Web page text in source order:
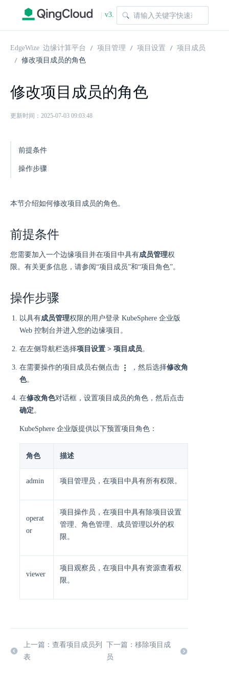
| v3.
1.0
EdgeWize 边缘计算平台 项目管理 项目设置
项目成员
修改项目成员的角色
修改项目成员的角色
更新时间：2025-07-03 09:03:48
前提条件
操作步骤
本节介绍如何修改项目成员的角色。
前提条件
您需要加入一个边缘项目并在项目中具有成员管理权
限。有关更多信息，请参阅“项目成员”和“项目角色”。
操作步骤
以具有成员管理权限的用户登录 KubeSphere 企业版
Web 控制台并进入您的边缘项目。
在左侧导航栏选择项目设置 > 项目成员。
在需要操作的项目成员右侧点击 ，然后选择修改角
色。
在修改角色对话框，设置项目成员的角色，然后点击
确定。
KubeSphere 企业版提供以下预置项目角色：
角色 描述
admin 项目管理员，在项目中具有所有权限。
operat
or
项目操作员，在项目中具有除项目设置
管理、角色管理、成员管理以外的权
限。
viewer
项目观察员，在项目中具有资源查看权
限。
上一篇：查看项目成员列
表
下一篇：移除项目成
员